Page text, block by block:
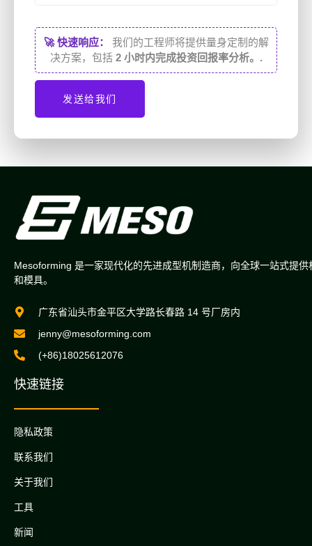
🚀 快速响应：
我们的工程师将提供量身定制的解
决方案，包括 2 小时内完成投资回报率分析。.
发送给我们
Mesoforming 是一家现代化的先进成型机制造商，向全球一站式提供
和模具。
广东省汕头市金平区大学路长春路 14 号厂房内
jenny@mesoforming.com
(+86)18025612076
快速链接
隐私政策
联系我们
关于我们
工具
新闻